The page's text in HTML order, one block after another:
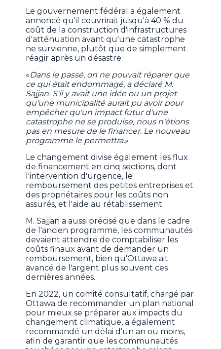
Le gouvernement fédéral a également
annoncé qu'il couvrirait jusqu'à 40 % du
coût de la construction d'infrastructures
d'atténuation avant qu'une catastrophe
ne survienne, plutôt que de simplement
réagir après un désastre.
«Dans le passé, on ne pouvait réparer que
ce qui était endommagé, a déclaré M.
Sajjan. S'il y avait une idée ou un projet
qu'une municipalité aurait pu avoir pour
empêcher qu'un impact futur d'une
catastrophe ne se produise, nous n'étions
pas en mesure de le financer. Le nouveau
programme le permettra.»
Le changement divise également les flux
de financement en cinq sections, dont
l'intervention d'urgence, le
remboursement des petites entreprises et
des propriétaires pour les coûts non
assurés, et l'aide au rétablissement.
M. Sajjan a aussi précisé que dans le cadre
de l'ancien programme, les communautés
devaient attendre de comptabiliser les
coûts finaux avant de demander un
remboursement, bien qu'Ottawa ait
avancé de l'argent plus souvent ces
dernières années.
En 2022, un comité consultatif, chargé par
Ottawa de recommander un plan national
pour mieux se préparer aux impacts du
changement climatique, a également
recommandé un délai d'un an ou moins,
afin de garantir que les communautés